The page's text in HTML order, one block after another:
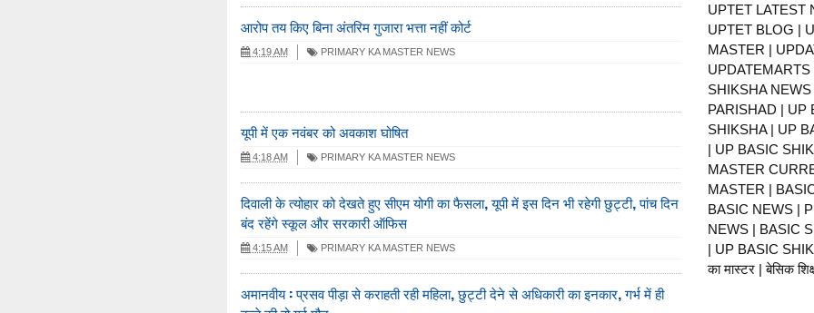
आरोप तय किए बिना अंतरिम गुजारा भत्ता नहीं कोर्ट
4:19 AM PRIMARY KA MASTER NEWS
यूपी में एक नवंबर को अवकाश घोषित
4:18 AM PRIMARY KA MASTER NEWS
दिवाली के त्योहार को देखते हुए सीएम योगी का फैसला, यूपी में इस दिन भी रहेगी छुट्टी, पांच दिन
बंद रहेंगे स्कूल और सरकारी ऑफिस
4:15 AM PRIMARY KA MASTER NEWS
अमानवीय : प्रसव पीड़ा से कराहती रही महिला, छुट्टी देने से अधिकारी का इनकार, गर्भ में ही
UPTET LATEST
UPTET BLOG |
MASTER |
SHIKSHA
PARISHAD | UP
SHIKSHA | UP
| UP BASIC
MASTER
MASTER |
BASIC NEWS |
NEWS | BASIC
| UP BASIC
का मास्टर | बेसिक